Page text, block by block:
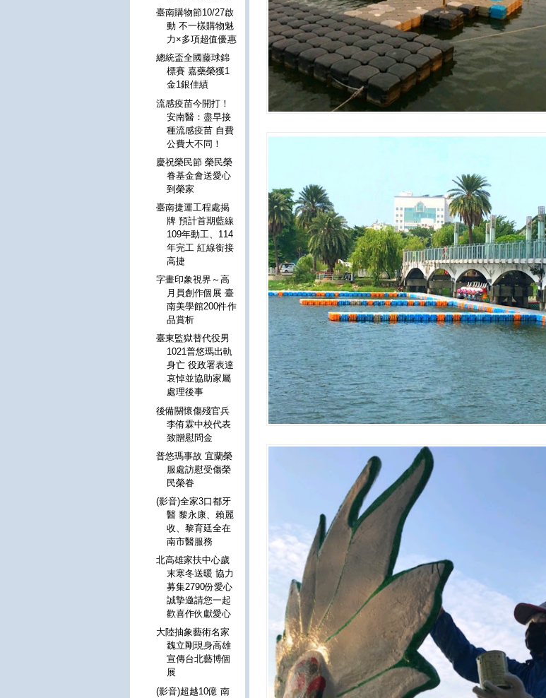
臺南購物節10/27啟
動 不一樣購物魅
力×多項超值優惠
總統盃全國藤球錦
標賽 嘉藥榮獲1
金1銀佳績
流感疫苗今開打！
安南醫：盡早接
種流感疫苗 自費
公費大不同！
慶祝榮民節 榮民榮
眷基金會送愛心
到榮家
臺南捷運工程處揭
牌 預計首期藍線
109年動工、114
年完工 紅線銜接
高捷
字畫印象視界～高
月員創作個展 臺
南美學館200件作
品賞析
臺東監獄替代役男
1021普悠瑪出軌
身亡 役政署表達
哀悼並協助家屬
處理後事
後備關懷傷殘官兵
李侑霖中校代表
致贈慰問金
普悠瑪事故 宜蘭榮
服處訪慰受傷榮
民榮眷
(影音)全家3口都牙
醫 黎永康、賴麗
收、黎育廷全在
南市醫服務
北高雄家扶中心歲
末寒冬送暖 協力
募集2790份愛心
誠摯邀請您一起
歡喜作伙獻愛心
大陸抽象藝術名家
魏立剛現身高雄
宣傳台北藝博個
展
(影音)超越10億 南